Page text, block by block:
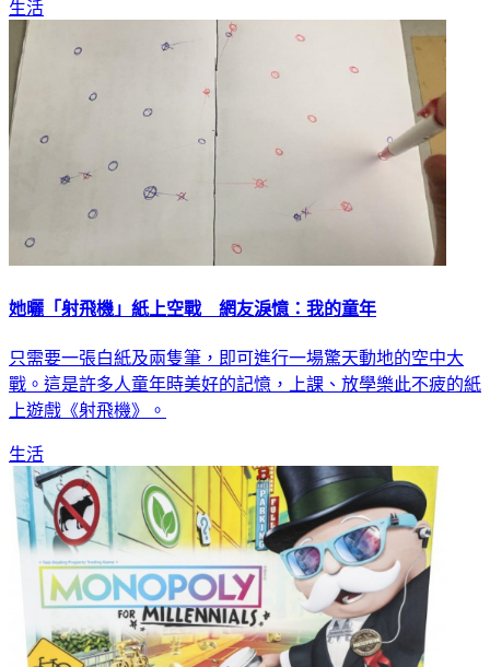
生活
她曬「射飛機」紙上空戰 網友淚憶：我的童年
只需要一張白紙及兩隻筆，即可進行一場驚天動地的空中大
戰。這是許多人童年時美好的記憶，上課、放學樂此不疲的紙
上遊戲《射飛機》。
生活